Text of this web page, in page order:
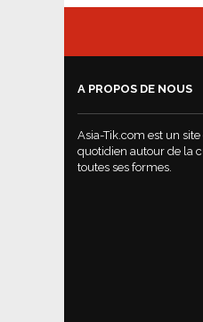
A PROPOS DE NOUS
Asia-Tik.com est un
quotidien autour de la
toutes ses formes.